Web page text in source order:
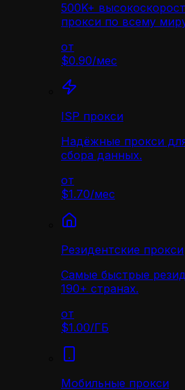
500K+
прокси по всему
от
$0.90/мес
ISP прокси
Надёжные прокси
сбора данных.
от
$1.70/мес
Резидентские прокси
Самые быстрые
190+ странах.
от
$1.00/ГБ
Мобильные прокси